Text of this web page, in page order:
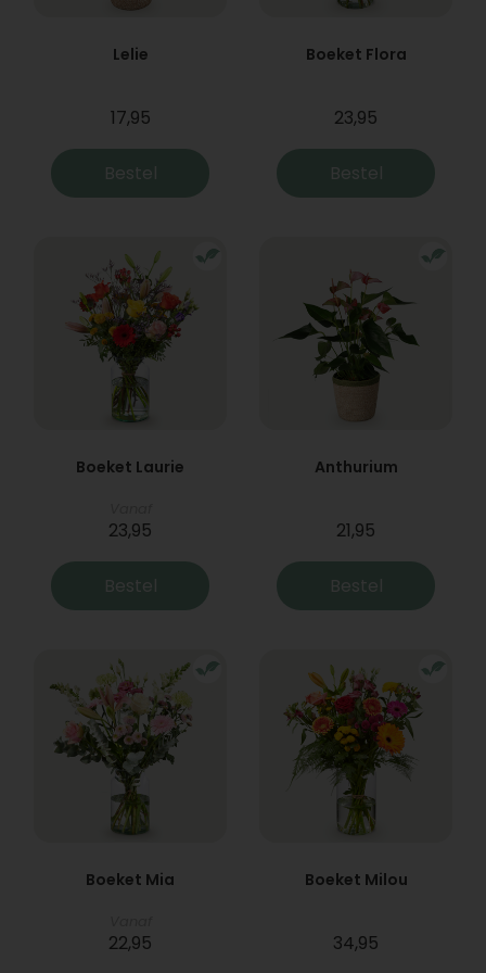
Lelie
17,95
Bestel
Boeket Flora
23,95
Bestel
Boeket Laurie
23,95
Bestel
Anthurium
21,95
Bestel
Boeket Mia
22,95
Boeket Milou
34,95